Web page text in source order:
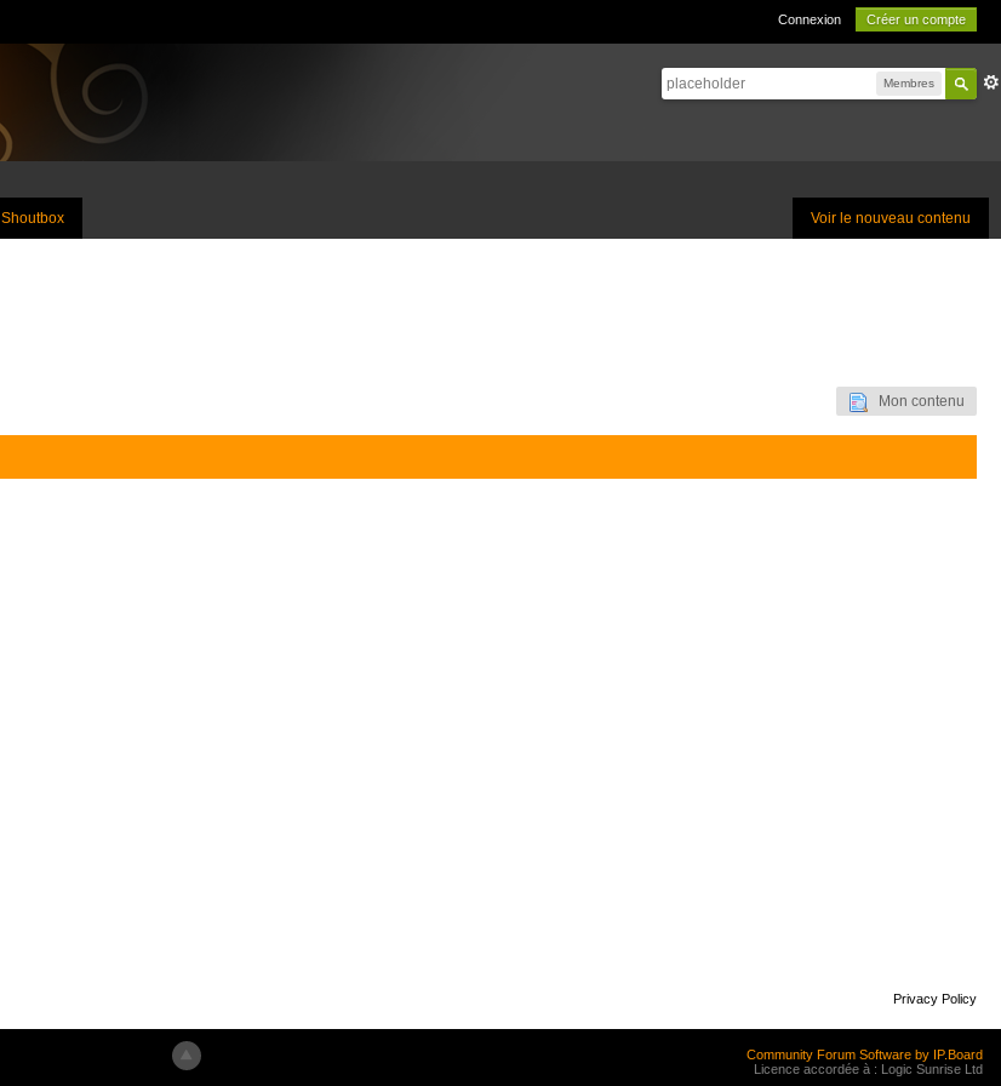
Connexion Créer un compte
Membres
Voir le nouveau contenu
Shoutbox
Mon contenu
Privacy Policy
Community Forum Software by IP.Board
Licence accordée à : Logic Sunrise Ltd